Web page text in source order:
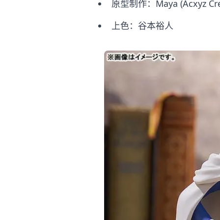
原型制作：Maya (Acxyz
上色：谷本裕人